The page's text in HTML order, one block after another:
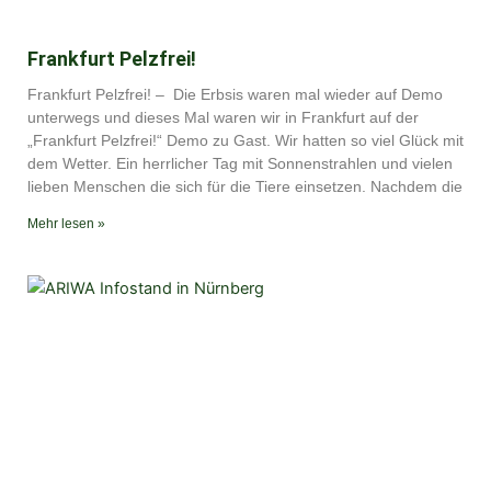
Frankfurt Pelzfrei!
Frankfurt Pelzfrei! – Die Erbsis waren mal wieder auf Demo
unterwegs und dieses Mal waren wir in Frankfurt auf der
„Frankfurt Pelzfrei!“ Demo zu Gast. Wir hatten so viel Glück mit
dem Wetter. Ein herrlicher Tag mit Sonnenstrahlen und vielen
lieben Menschen die sich für die Tiere einsetzen. Nachdem die
Mehr lesen »